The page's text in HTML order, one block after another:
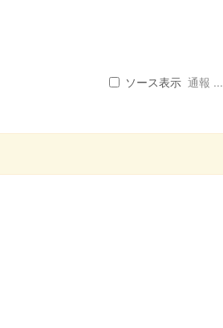
ソース表示 通報 ...